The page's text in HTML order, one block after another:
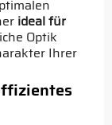
ideal für
Optik
Ihrer